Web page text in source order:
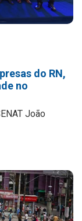
do RN,
no
João